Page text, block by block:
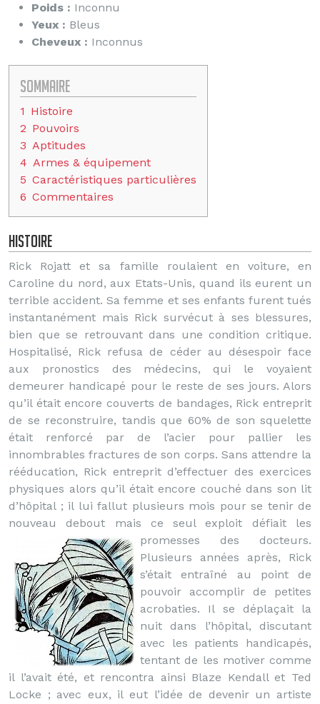
Poids : Inconnu
Yeux : Bleus
Cheveux : Inconnus
Sommaire
1 Histoire
2 Pouvoirs
3 Aptitudes
4 Armes & équipement
5 Caractéristiques particulières
6 Commentaires
Histoire
Rick Rojatt et sa famille roulaient en voiture, en
Caroline du nord, aux Etats-Unis, quand ils eurent un
terrible accident. Sa femme et ses enfants furent tués
instantanément mais Rick survécut à ses blessures,
bien que se retrouvant dans une condition critique.
Hospitalisé, Rick refusa de céder au désespoir face
aux pronostics des médecins, qui le voyaient
demeurer handicapé pour le reste de ses jours. Alors
qu’il était encore couverts de bandages, Rick entreprit
de se reconstruire, tandis que 60% de son squelette
était renforcé par de l’acier pour pallier les
innombrables fractures de son corps. Sans attendre la
rééducation, Rick entreprit d’effectuer des exercices
physiques alors qu’il était encore couché dans son lit
d’hôpital ; il lui fallut plusieurs mois pour se tenir de
nouveau debout mais ce seul exploit défiait les
promesses des docteurs.
Plusieurs années après, Rick
s’était entraîné au point de
pouvoir accomplir de petites
acrobaties. Il se déplaçait la
nuit dans l’hôpital, discutant
avec les patients handicapés,
tentant de les motiver comme
il l’avait été, et rencontra ainsi Blaze Kendall et Ted
Locke ; avec eux, il eut l’idée de devenir un artiste